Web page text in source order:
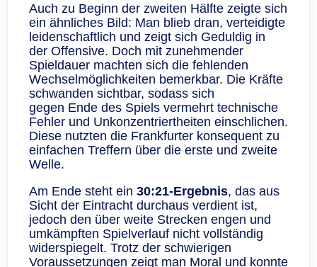
Auch zu Beginn der zweiten Hälfte zeigte sich
ein ähnliches Bild: Man blieb dran, verteidigte
leidenschaftlich und zeigt sich Geduldig in
der Offensive. Doch mit zunehmender
Spieldauer machten sich die fehlenden
Wechselmöglichkeiten bemerkbar. Die Kräfte
schwanden sichtbar, sodass sich
gegen Ende des Spiels vermehrt technische
Fehler und Unkonzentriertheiten einschlichen.
Diese nutzten die Frankfurter konsequent zu
einfachen Treffern über die erste und zweite
Welle.
Am Ende steht ein 30:21-Ergebnis, das aus
Sicht der Eintracht durchaus verdient ist,
jedoch den über weite Strecken engen und
umkämpften Spielverlauf nicht vollständig
widerspiegelt. Trotz der schwierigen
Voraussetzungen zeigt man Moral und konnte